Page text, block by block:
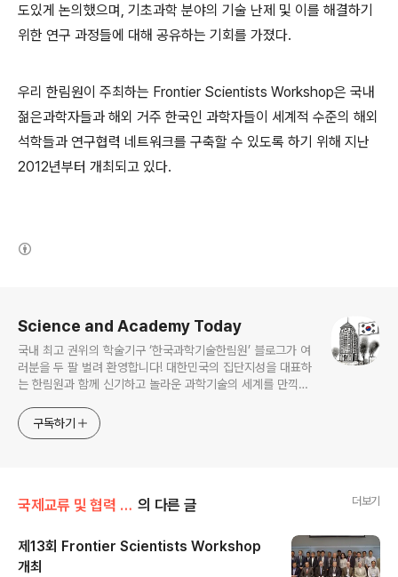
도있게 논의했으며, 기초과학 분야의 기술 난제 및 이를 해결하기
위한 연구 과정들에 대해 공유하는 기회를 가졌다.
우리 한림원이 주최하는 Frontier Scientists Workshop은 국내
젊은과학자들과 해외 거주 한국인 과학자들이 세계적 수준의 해외
석학들과 연구협력 네트워크를 구축할 수 있도록 하기 위해 지난
2012년부터 개최되고 있다.
Science and Academy Today
국내 최고 권위의 학술기구 ‘한국과학기술한림원’ 블로그가 여
러분을 두 팔 벌려 환영합니다! 대한민국의 집단지성을 대표하
는 한림원과 함께 신기하고 놀라운 과학기술의 세계를 만끽하
구독하기
국제교류 및 협력 증진/과학기술자 국제교류 의 다른 글 더보기
제13회 Frontier Scientists Workshop
개최